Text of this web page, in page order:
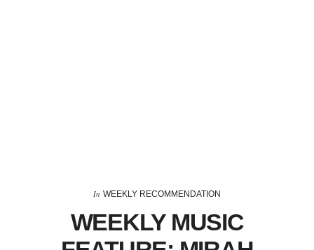
In WEEKLY RECOMMENDATION
WEEKLY MUSIC